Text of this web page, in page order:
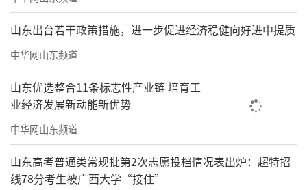
山东出台若干政策措施，进一步促进经济稳健向好进中提质
中华网山东频道
山东优选整合11条标志性产业链 培育工
业经济发展新动能新优势
中华网山东频道
山东高考普通类常规批第2次志愿投档情况表出炉：超特招
线78分考生被广西大学“接住”